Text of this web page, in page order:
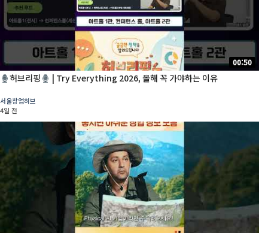
00:50
허브리핑 | Try Everything 2026, 올해 꼭 가야하는 이유
서울창업허브
4일 전